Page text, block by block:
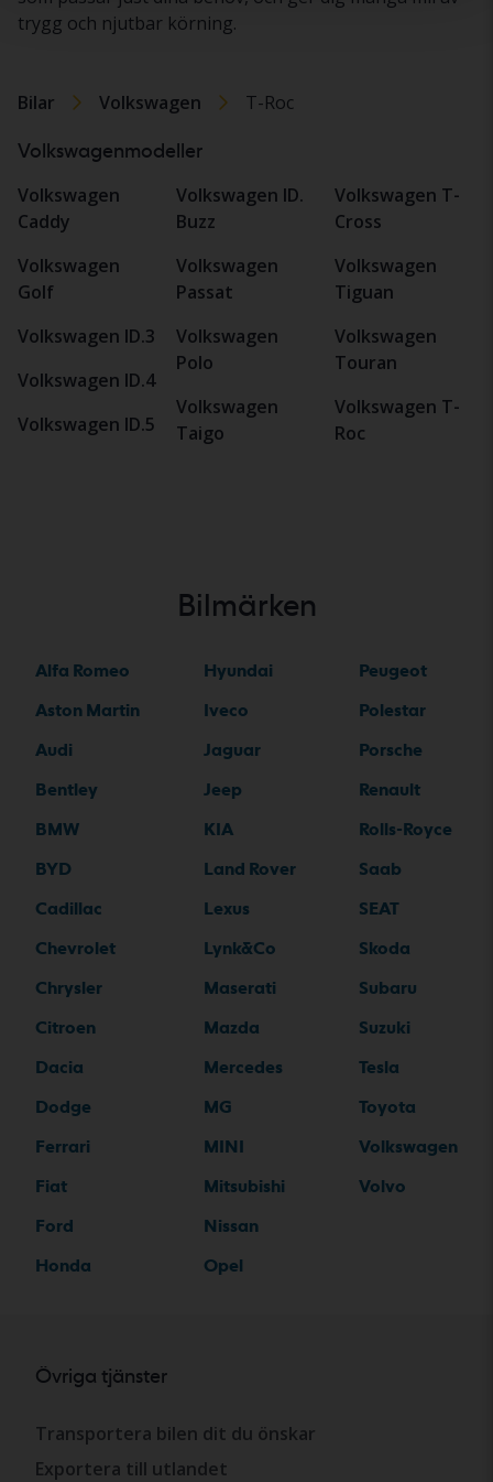
trygg och njutbar körning.
Bilar Volkswagen T-Roc
Volkswagenmodeller
Volkswagen
Caddy
Volkswagen
Golf
Volkswagen ID.3
Volkswagen ID.4
Volkswagen ID.5
Volkswagen ID.
Buzz
Volkswagen
Passat
Volkswagen
Polo
Volkswagen
Taigo
Volkswagen T-
Cross
Volkswagen
Tiguan
Volkswagen
Touran
Volkswagen T-
Roc
Bilmärken
Alfa Romeo
Aston Martin
Audi
Bentley
BMW
BYD
Cadillac
Chevrolet
Chrysler
Citroen
Dacia
Dodge
Ferrari
Fiat
Ford
Honda
Hyundai
Iveco
Jaguar
Jeep
KIA
Land Rover
Lexus
Lynk&Co
Maserati
Mazda
Mercedes
MG
MINI
Mitsubishi
Nissan
Opel
Peugeot
Polestar
Porsche
Renault
Rolls-Royce
Saab
SEAT
Skoda
Subaru
Suzuki
Tesla
Toyota
Volkswagen
Volvo
Övriga tjänster
Transportera bilen dit du önskar
Exportera till utlandet